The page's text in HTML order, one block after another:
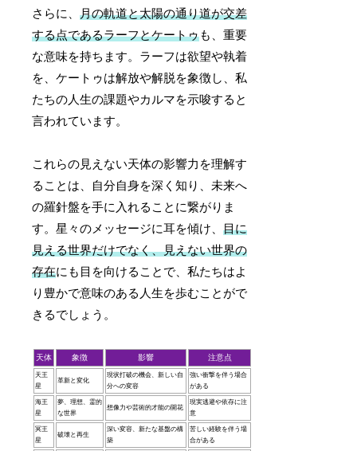
さらに、月の軌道と太陽の通り道が交差
する点であるラーフとケートゥも、重要
な意味を持ちます。ラーフは欲望や執着
を、ケートゥは解放や解脱を象徴し、私
たちの人生の課題やカルマを示唆すると
言われています。
これらの見えない天体の影響力を理解す
ることは、自分自身を深く知り、未来へ
の羅針盤を手に入れることに繋がりま
す。星々のメッセージに耳を傾け、目に
見える世界だけでなく、見えない世界の
存在にも目を向けることで、私たちはよ
り豊かで意味のある人生を歩むことがで
きるでしょう。
天体 象徴 影響 注意点
天王
星
革新と変化
現状打破の機会、新しい自
分への変容
強い衝撃を伴う場合
がある
海王
星
夢、理想、霊的
な世界
想像力や芸術的才能の開花
現実逃避や依存に注
意
冥王
星
破壊と再生
深い変容、新たな基盤の構
築
苦しい経験を伴う場
合がある